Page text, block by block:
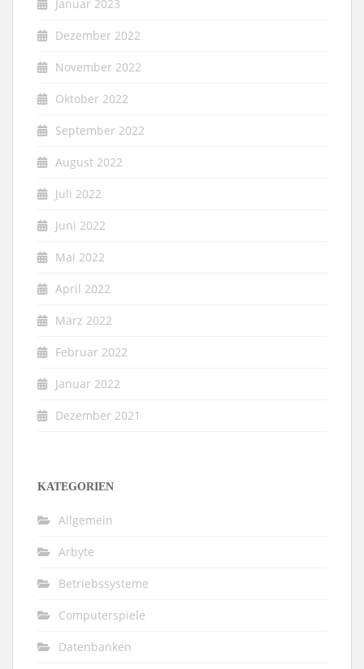
Januar 2023
Dezember 2022
November 2022
Oktober 2022
September 2022
August 2022
Juli 2022
Juni 2022
Mai 2022
April 2022
März 2022
Februar 2022
Januar 2022
Dezember 2021
KATEGORIEN
Allgemein
Arbyte
Betriebssysteme
Computerspiele
Datenbanken